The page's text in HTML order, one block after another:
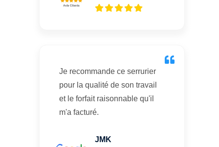
Je recommande ce serrurier
pour la qualité de son travail
et le forfait raisonnable qu'il
m'a facturé.
JMK